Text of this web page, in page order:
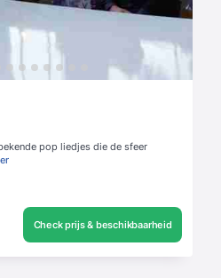
pop liedjes die de sfeer
Check prijs & beschikbaarheid